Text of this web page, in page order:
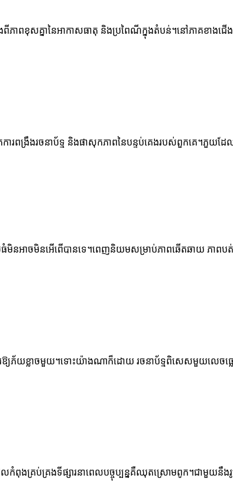
ាពខុសគ្នានៃអាកាសធាតុ និងប្រពៃណីក្នុងតំបន់។នៅភាគខាងជើ
ារពង្រឹងរចនាប័ទ្ម និងផាសុកភាពនៃបន្ទប់គេងរបស់ពួកគេ។ភួយ​ដែល​
មិនអាចមិនអើពើបានទេ។ពេញនិយមសម្រាប់ភាពឆើតឆាយ ភាពប
ដ៏គួរឱ្យភ័យខ្លាចមួយ។ទោះយ៉ាងណាក៏ដោយ រចនាប័ទ្មពិសេសមួយលេចធ្
រប់គ្រងទីផ្សារនាពេលបច្ចុប្បន្នគឺឈុតស្រោមពូក។ជាមួយនឹង